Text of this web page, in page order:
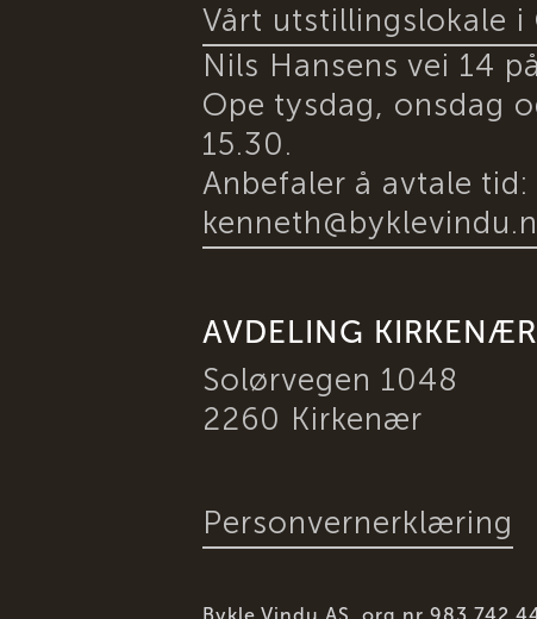
Vårt utstillingslokale i
Nils Hansens vei 14
Ope tysdag, onsdag
15.30.
Anbefaler å avtale tid:
AVDELING KIRKENÆR
Solørvegen 1048
2260 Kirkenær
Personvernerklæring
Bykle Vindu AS, org.nr 983 742